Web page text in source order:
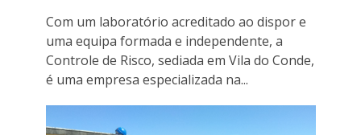
Com um laboratório acreditado ao dispor e
uma equipa formada e independente, a
Controle de Risco, sediada em Vila do Conde,
é uma empresa especializada na...